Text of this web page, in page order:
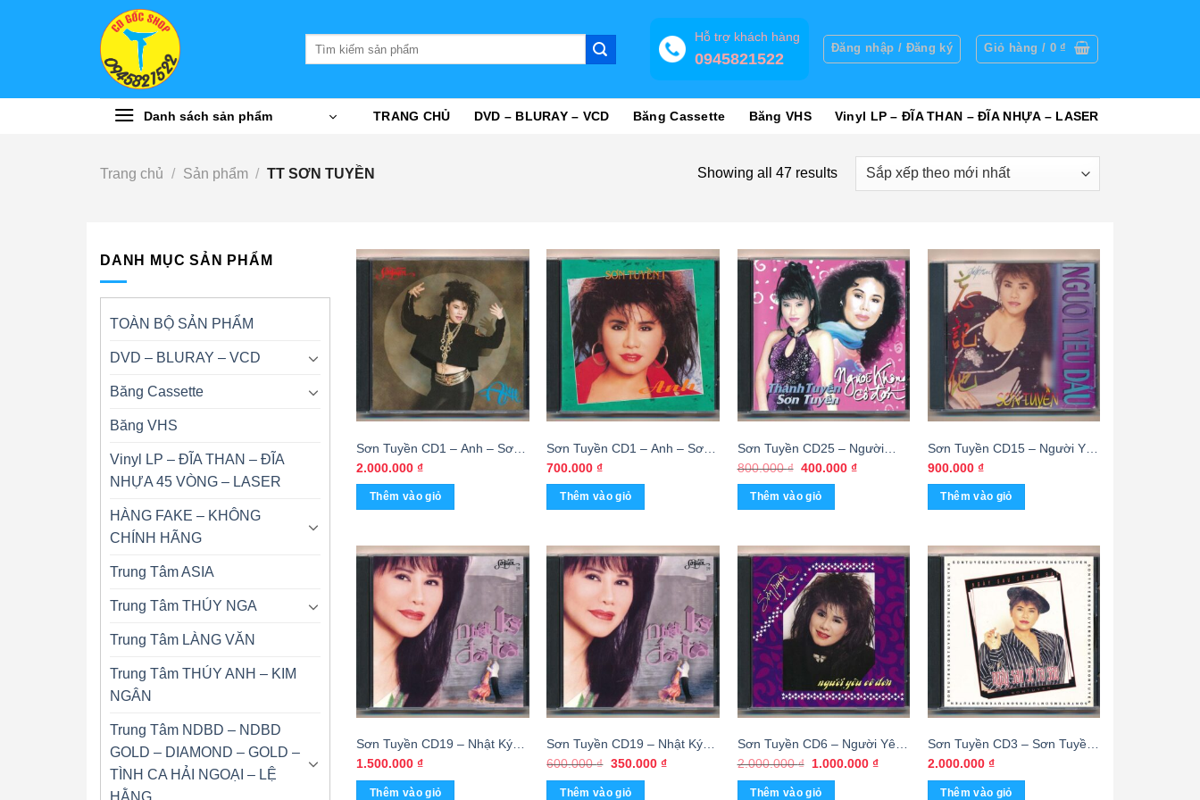
Hỗ trợ khách hàng
0945821522
Đăng nhập / Đăng ký Giỏ hàng / 0₫
Danh sách sản phẩm TRANG CHỦ DVD – BLURAY – VCD Băng Cassette Băng VHS Vinyl LP – ĐĨA THAN – ĐĨA NHỰA – LASER
Trang chủ / Sản phẩm / TT SƠN TUYỀN Showing all 47 results
DANH MỤC SẢN PHẨM
TOÀN BỘ SẢN PHẨM
DVD – BLURAY – VCD
Băng Cassette
Băng VHS
Vinyl LP – ĐĨA THAN – ĐĨA
NHỰA 45 VÒNG – LASER
HÀNG FAKE – KHÔNG
CHÍNH HÃNG
Trung Tâm ASIA
Trung Tâm THÚY NGA
Trung Tâm LÀNG VĂN
Trung Tâm THÚY ANH – KIM
NGÂN
Trung Tâm NDBD – NDBD
GOLD – DIAMOND – GOLD –
TÌNH CA HẢI NGOẠI – LỆ
Sơn Tuyền CD1 – Anh – Sơn
Tuyền (3 Góc, F1) KGTUS
2.000.000₫
Thêm vào giỏ
Sơn Tuyền CD1 – Anh – Sơn
Tuyền (Nimbus) KGTUS
700.000₫
Thêm vào giỏ
Sơn Tuyền CD25 – Người
Không Cô Đơn – Sơn Tuyền –
Thanh Tuyền (ADCA, Trầy)
KGTUS
800.000₫ Giá
là:
800.000 ₫.
400.000 ₫Giá
Thêm vào giỏ
Sơn Tuyền CD15 – Người Yêu
Dấu (3 Góc) KGTH9
900.000 ₫
Thêm vào giỏ
Sơn Tuyền CD19 – Nhật Ký
Đời Tôi (3G) KGTUS
1.500.000₫
Thêm vào giỏ
Sơn Tuyền CD19 – Nhật Ký
Đời Tôi (DADR, Trầy) KGTH9
600.000₫ Giá
là:
350.000 ₫Giá
Thêm vào giỏ
Sơn Tuyền CD6 – Người Yêu
Cô Đơn (3G, Trầy) KGTUS
2.000.000₫ Giá
là:
1.000.000 ₫Giá
Thêm vào giỏ
Sơn Tuyền CD3 – Sơn Tuyền
Đặc Biệt – Ngày Sau Sẽ Ra
Sao (Made By Distronic)
KGTUS
2.000.000 ₫
Thêm vào giỏ